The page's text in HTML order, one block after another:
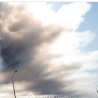
и погрузиться в